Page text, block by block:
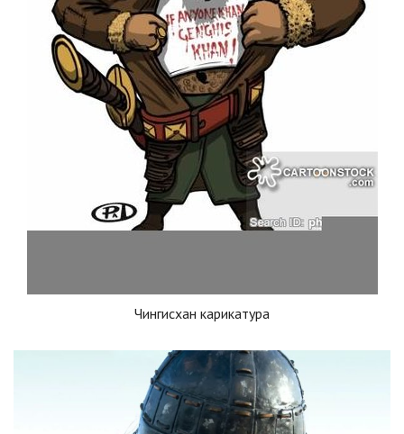
Чингисхан карикатура